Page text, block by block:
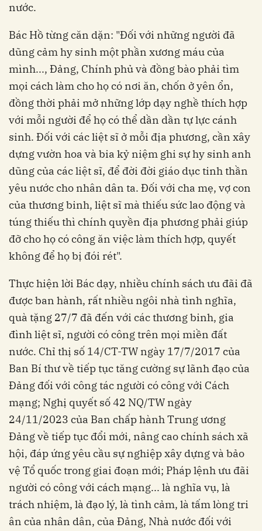
nước.
Bác Hồ từng căn dặn: "Đối với những người đã
dũng cảm hy sinh một phần xương máu của
mình..., Đảng, Chính phủ và đồng bào phải tìm
mọi cách làm cho họ có nơi ăn, chốn ở yên ổn,
đồng thời phải mở những lớp dạy nghề thích hợp
với mỗi người để họ có thể dần dần tự lực cánh
sinh. Đối với các liệt sĩ ở mỗi địa phương, cần xây
dựng vườn hoa và bia kỷ niệm ghi sự hy sinh anh
dũng của các liệt sĩ, để đời đời giáo dục tinh thần
yêu nước cho nhân dân ta. Đối với cha mẹ, vợ con
của thương binh, liệt sĩ mà thiếu sức lao động và
túng thiếu thì chính quyền địa phương phải giúp
đỡ cho họ có công ăn việc làm thích hợp, quyết
không để họ bị đói rét".
Thực hiện lời Bác dạy, nhiều chính sách ưu đãi đã
được ban hành, rất nhiều ngôi nhà tình nghĩa,
quà tặng 27/7 đã đến với các thương binh, gia
đình liệt sĩ, người có công trên mọi miền đất
nước. Chỉ thị số 14/CT-TW ngày 17/7/2017 của
Ban Bí thư về tiếp tục tăng cường sự lãnh đạo của
Đảng đối với công tác người có công với Cách
mạng; Nghị quyết số 42 NQ/TW ngày
24/11/2023 của Ban chấp hành Trung ương
Đảng về tiếp tục đổi mới, nâng cao chính sách xã
hội, đáp ứng yêu cầu sự nghiệp xây dựng và bảo
vệ Tổ quốc trong giai đoạn mới; Pháp lệnh ưu đãi
người có công với cách mạng... là nghĩa vụ, là
trách nhiệm, là đạo lý, là tình cảm, là tấm lòng tri
ân của nhân dân, của Đảng, Nhà nước đối với